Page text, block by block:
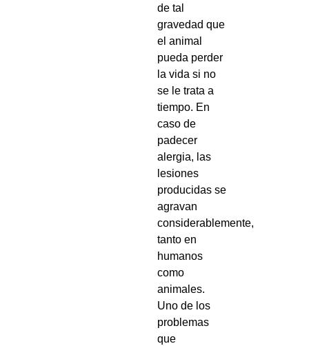
de tal
gravedad que
el animal
pueda perder
la vida si no
se le trata a
tiempo. En
caso de
padecer
alergia, las
lesiones
producidas se
agravan
considerablemente,
tanto en
humanos
como
animales.
Uno de los
problemas
que